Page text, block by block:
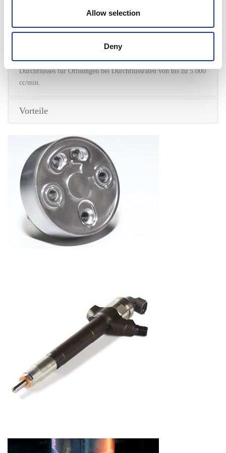
Allow selection
Deny
Verrundung:Erzielung einer Geometrie mit exakten Radien für
Öffnungen zwischen 50 µm und 2 mm.
Durchflusssteuerung:Erzielung eines definierten hydraulischen
Durchflusses für Öffnungen bei Durchflussraten von bis zu 5.000
cc/min.
Vorteile